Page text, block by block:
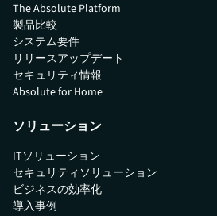
The Absolute Platform
製品比較
システム要件
リリースアップデート
セキュリティ情報
Absolute for Home
ソリューション
ITソリューション
セキュリティソリューション
ビジネスの効率化
導入事例